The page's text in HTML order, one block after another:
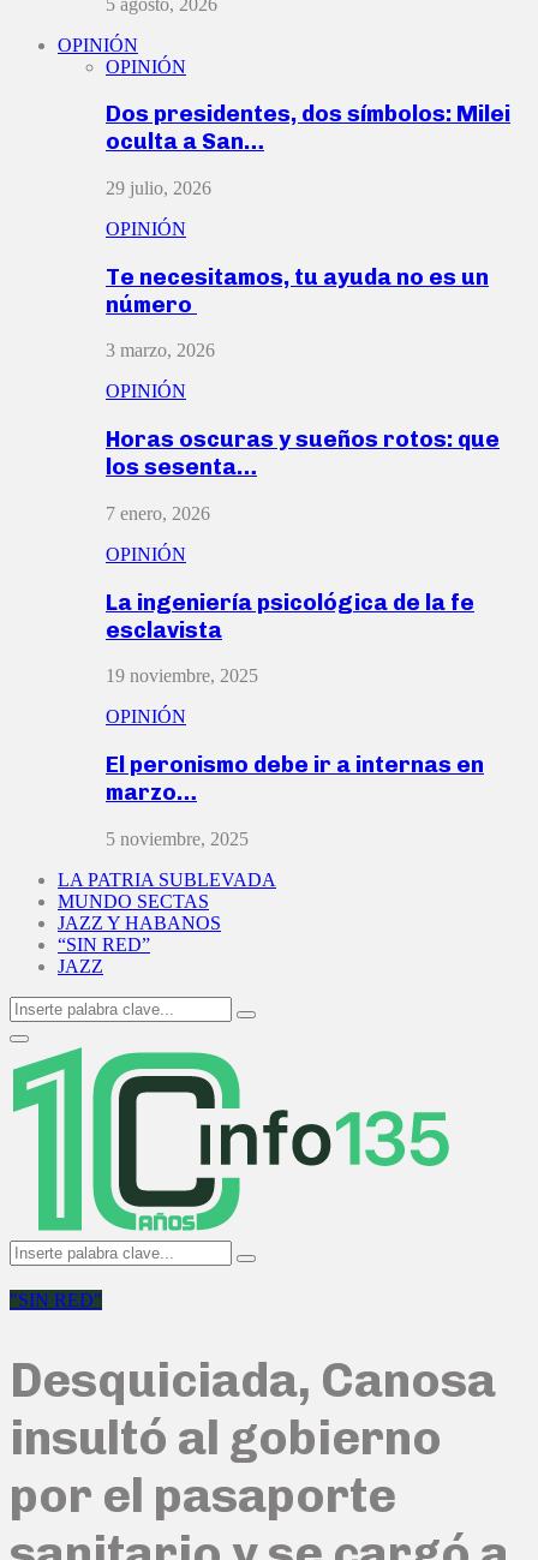
OPINIÓN
OPINIÓN
Dos presidentes, dos símbolos: Milei
oculta a San…
29 julio, 2026
OPINIÓN
Te necesitamos, tu ayuda no es un
número
3 marzo, 2026
OPINIÓN
Horas oscuras y sueños rotos: que
los sesenta…
7 enero, 2026
OPINIÓN
La ingeniería psicológica de la fe
esclavista
19 noviembre, 2025
OPINIÓN
El peronismo debe ir a internas en
marzo…
5 noviembre, 2025
LA PATRIA SUBLEVADA
MUNDO SECTAS
JAZZ Y HABANOS
“SIN RED”
JAZZ
Search
for:
Search
Primary
Menu
Search
for:
Search
"SIN RED"
Desquiciada, Canosa
insultó al gobierno
por el pasaporte